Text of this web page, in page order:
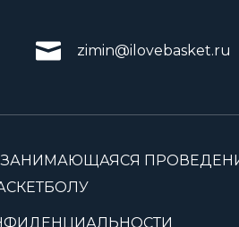
zimin@ilovebasket.ru